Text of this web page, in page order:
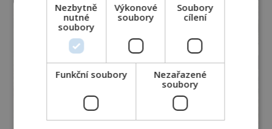
Nezbytně
nutné
soubory
Výkonové
soubory
Soubory
cílení
Funkční soubory
Nezařazené
soubory